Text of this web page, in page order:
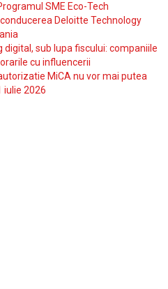
SME Eco-Tech
Deloitte Technology
sub lupa fiscului: companiile
cu influencerii
MiCA nu vor mai putea
iulie 2026